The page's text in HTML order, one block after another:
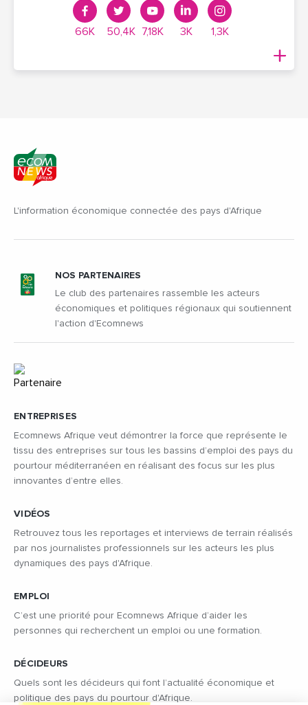
66K 50,4K 7,18K 3K 1,3K
L'information économique connectée des pays d'Afrique
ENTREPRISES
Ecomnews Afrique veut démontrer la force que représente le
tissu des entreprises sur tous les bassins d’emploi des pays du
pourtour méditerranéen en réalisant des focus sur les plus
innovantes d’entre elles.
VIDÉOS
Retrouvez tous les reportages et interviews de terrain réalisés
par nos journalistes professionnels sur les acteurs les plus
dynamiques des pays d'Afrique.
EMPLOI
C’est une priorité pour Ecomnews Afrique d’aider les
personnes qui recherchent un emploi ou une formation.
DÉCIDEURS
Quels sont les décideurs qui font l’actualité économique et
politique des pays du pourtour d'Afrique.
NOS PARTENAIRES
Le club des partenaires rassemble les acteurs
économiques et politiques régionaux qui soutiennent
l'action d'Ecomnews